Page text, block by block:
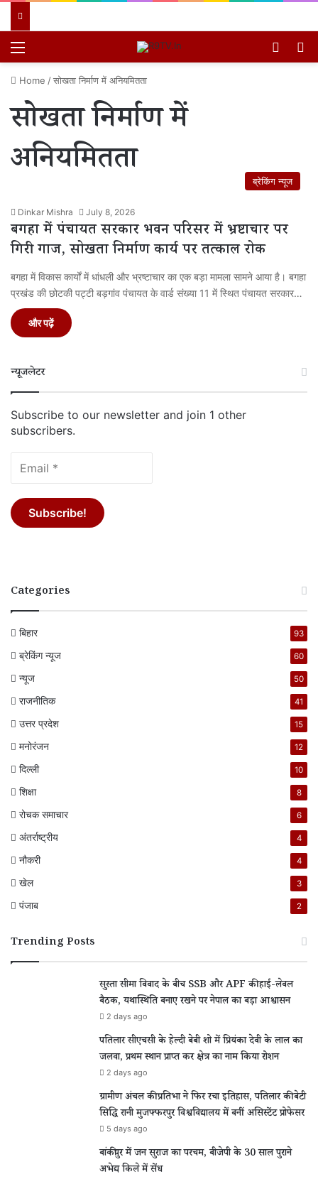
Home /सोखता निर्माण में अनियमितता
सोखता निर्माण में
अनियमितता
ब्रेकिंग न्यूज
Dinkar Mishra July 8, 2026
बगहा में पंचायत सरकार भवन परिसर में भ्रष्टाचार पर
गिरी गाज, सोखता निर्माण कार्य पर तत्काल रोक
बगहा में विकास कार्यों में धांधली और भ्रष्टाचार का एक बड़ा मामला सामने आया है। बगहा
प्रखंड की छोटकी पट्टी बड़गांव पंचायत के वार्ड संख्या 11 में स्थित पंचायत सरकार…
और पढ़ें
न्यूजलेटर
Subscribe to our newsletter and join 1 other
subscribers.
Categories
बिहार 93
ब्रेकिंग न्यूज 60
न्यूज 50
राजनीतिक 41
उत्तर प्रदेश 15
मनोरंजन 12
दिल्ली 10
शिक्षा 8
रोचक समाचार 6
अंतर्राष्ट्रीय 4
नौकरी 4
खेल 3
पंजाब 2
Trending Posts
सुस्ता सीमा विवाद के बीच SSB और APF की हाई-लेवल
बैठक, यथास्थिति बनाए रखने पर नेपाल का बड़ा आश्वासन
2 days ago
पतिलार सीएचसी के हेल्दी बेबी शो में प्रियंका देवी के लाल का
जलवा, प्रथम स्थान प्राप्त कर क्षेत्र का नाम किया रोशन
2 days ago
ग्रामीण अंचल की प्रतिभा ने फिर रचा इतिहास, पतिलार की बेटी
सिद्धि रानी मुजफ्फरपुर विश्वविद्यालय में बनीं असिस्टेंट प्रोफेसर
5 days ago
बांकीपुर में जन सुराज का परचम, बीजेपी के 30 साल पुराने
अभेद्य किले में सेंध